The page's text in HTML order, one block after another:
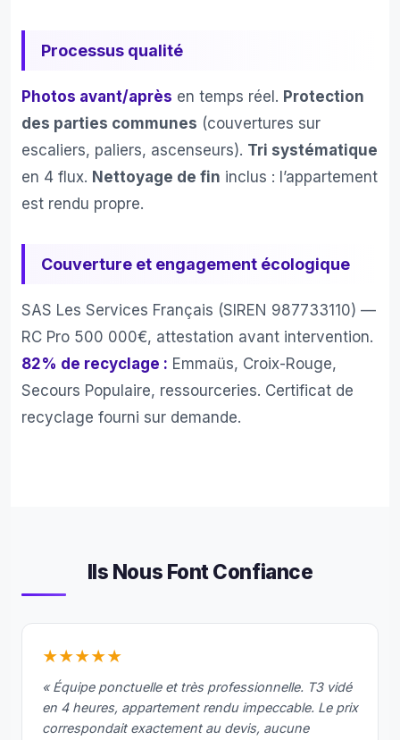
Processus qualité
Photos avant/après en temps réel. Protection
des parties communes (couvertures sur
escaliers, paliers, ascenseurs). Tri systématique
en 4 flux. Nettoyage de fin inclus : l’appartement
est rendu propre.
Couverture et engagement écologique
SAS Les Services Français (SIREN 987733110) —
RC Pro 500 000€, attestation avant intervention.
82% de recyclage : Emmaüs, Croix-Rouge,
Secours Populaire, ressourceries. Certificat de
recyclage fourni sur demande.
Ils Nous Font Confiance
★★★★★
« Équipe ponctuelle et très professionnelle. T3 vidé
en 4 heures, appartement rendu impeccable. Le prix
correspondait exactement au devis, aucune